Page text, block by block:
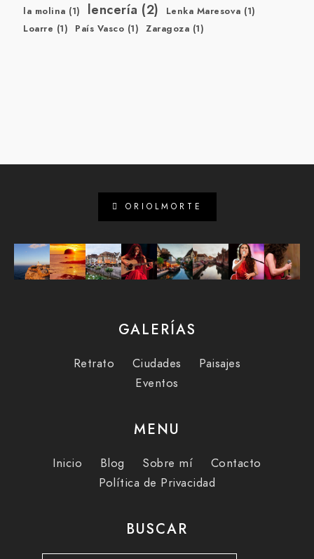
la molina (1) lencería (2) Lenka Maresova (1)
Loarre (1) País Vasco (1) Zaragoza (1)
ORIOLMORTE
GALERÍAS
Retrato Ciudades
Paisajes
Eventos
MENU
Inicio Blog Sobre mí
Contacto
Política de Privacidad
BUSCAR